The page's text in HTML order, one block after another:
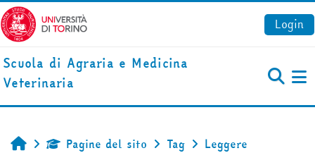
Vai al contenuto principale
Login
Scuola di Agraria e Medicina
Veterinaria
HomePagine del sito Tag Leggere